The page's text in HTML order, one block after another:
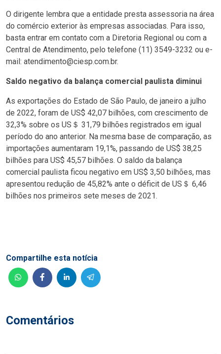
O dirigente lembra que a entidade presta assessoria na área
do comércio exterior às empresas associadas. Para isso,
basta entrar em contato com a Diretoria Regional ou com a
Central de Atendimento, pelo telefone (11) 3549-3232 ou e-
mail: atendimento@ciesp.com.br.
Saldo negativo da balança comercial paulista diminui
As exportações do Estado de São Paulo, de janeiro a julho
de 2022, foram de US$ 42,07 bilhões, com crescimento de
32,3% sobre os US＄ 31,79 bilhões registrados em igual
período do ano anterior. Na mesma base de comparação, as
importações aumentaram 19,1%, passando de US$ 38,25
bilhões para US$ 45,57 bilhões. O saldo da balança
comercial paulista ficou negativo em US$ 3,50 bilhões, mas
apresentou redução de 45,82% ante o déficit de US＄ 6,46
bilhões nos primeiros sete meses de 2021.
Comentários
Compartilhe esta notícia